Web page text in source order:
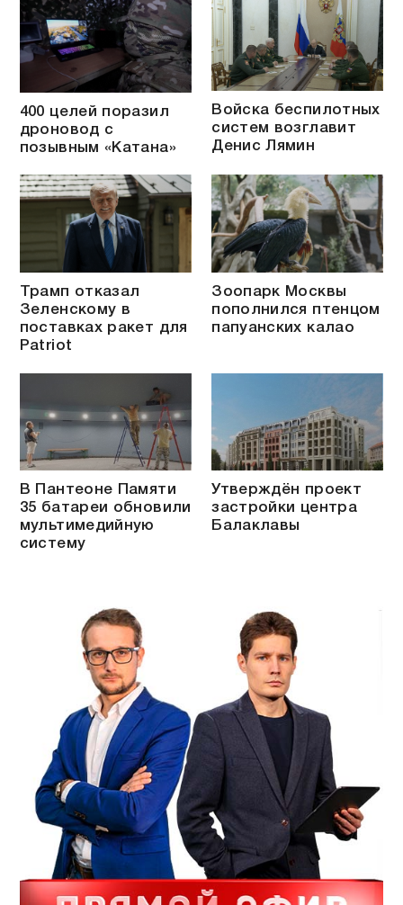
400 целей поразил
дроновод с
позывным «Катана»
Войска беспилотных
систем возглавит
Денис Лямин
Трамп отказал
Зеленскому в
поставках ракет для
Patriot
Зоопарк Москвы
пополнился птенцом
папуанских калао
В Пантеоне Памяти
35 батареи обновили
мультимедийную
систему
Утверждён проект
застройки центра
Балаклавы